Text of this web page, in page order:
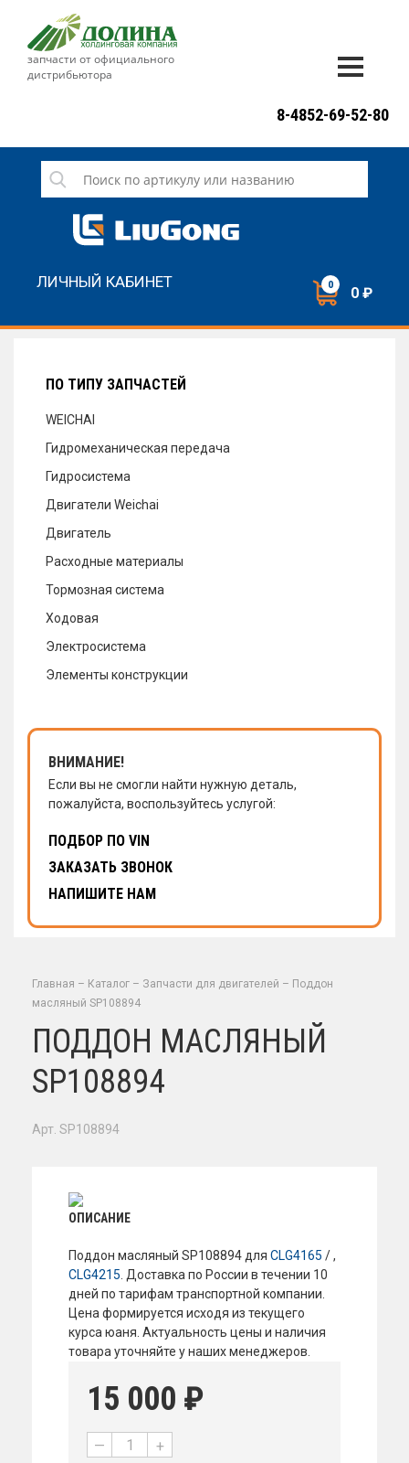
запчасти от официального
дистрибьютора
СЕРВИС
НОВОСТИ
8-4852-69-52-80
ЛИЧНЫЙ КАБИНЕТ 0 0 ₽
ПО ТИПУ ЗАПЧАСТЕЙ
WEICHAI
Гидромеханическая передача
Гидросистема
Двигатели Weichai
Двигатель
Расходные материалы
Тормозная система
Ходовая
Электросистема
Элементы конструкции
ВНИМАНИЕ!
Если вы не смогли найти нужную деталь,
пожалуйста, воспользуйтесь услугой:
ПОДБОР ПО VIN
ЗАКАЗАТЬ ЗВОНОК
НАПИШИТЕ НАМ
Главная – Каталог – Запчасти для двигателей – Поддон
масляный SP108894
ПОДДОН МАСЛЯНЫЙ
SP108894
Арт. SP108894
ОПИСАНИЕ
Поддон масляный SP108894 для CLG4165 / ,
CLG4215 . Доставка по России в течении 10
дней по тарифам транспортной компании.
Цена формируется исходя из текущего
курса юаня. Актуальность цены и наличия
товара уточняйте у наших менеджеров.
15 000 ₽
— +